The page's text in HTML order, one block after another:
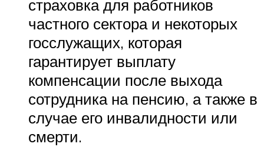
страховка для работников
частного сектора и некоторых
госслужащих, которая
гарантирует выплату
компенсации после выхода
сотрудника на пенсию, а также в
случае его инвалидности или
смерти.